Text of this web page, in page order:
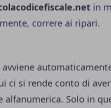
in
correre ai ripari.
ci si rende conto di
alfanumerica. Solo in